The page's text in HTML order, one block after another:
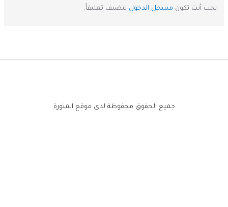
يجب أنت تكون مسجل الدخول لتضيف تعليقاً.
جميع الحقوق محفوظة لدى موقع المنورة